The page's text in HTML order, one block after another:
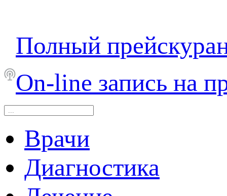
Полный
On-line запись на
Врачи
Диагностика